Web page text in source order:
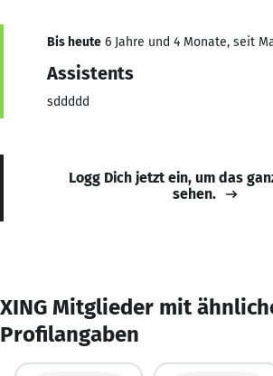
Bis heute 6 Jahre und 4 Monate, seit
Assistents
sddddd
Logg Dich jetzt ein, um das
sehen.
XING Mitglieder mit
Profilangaben